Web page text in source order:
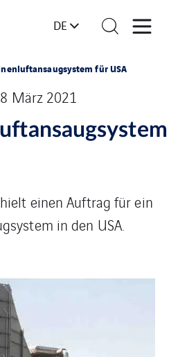
DE
für USA
März 2021
einen Auftrag für ein
in den USA.